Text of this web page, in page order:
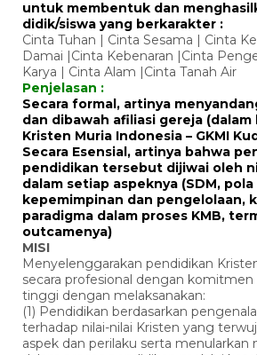
untuk membentuk dan
didik/siswa yang berkarakter :
Cinta Tuhan | Cinta Sesama | Cinta
Damai |Cinta Kebenaran |Cinta
Karya | Cinta Alam |Cinta Tanah Air
Penjelasan :
Secara formal, artinya
dan dibawah afiliasi gereja (dalam
Kristen Muria Indonesia – GKMI
Secara Esensial, artinya bahwa
pendidikan tersebut dijiwai oleh
dalam setiap aspeknya (SDM,
kepemimpinan dan pengelolaan,
paradigma dalam proses KMB,
outcamenya)
MISI
Menyelenggarakan pendidikan
secara profesional dengan komitmen
tinggi dengan melaksanakan:
(1) Pendidikan berdasarkan
terhadap nilai-nilai Kristen yang
aspek dan perilaku serta menularkan